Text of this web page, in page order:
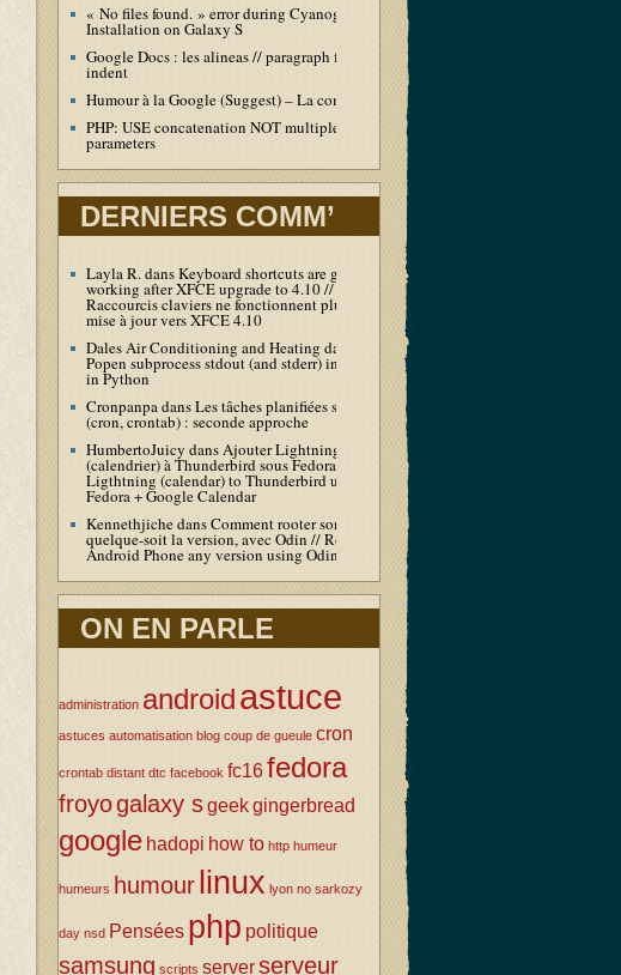
« No files found. » error during Cyanogen
Installation on Galaxy S
Google Docs : les alineas // paragraph first line
indent
Humour à la Google (Suggest) – La compil’
PHP: USE concatenation NOT multiple echo /
parameters
DERNIERS COMM’
Layla R.dansKeyboard shortcuts are gone / not
working after XFCE upgrade to 4.10 //
Raccourcis claviers ne fonctionnent plus après
mise à jour vers XFCE 4.10
Dales Air Conditioning and Heating dans
Popen subprocess stdout (and stderr) in real-time
in Python
CronpanpadansLes tâches planifiées sous Linux
(cron, crontab) : seconde approche
HumbertoJuicy dansAjouter Lightning
(calendrier) à Thunderbird sous Fedora / Add
Ligthtning (calendar) to Thunderbird under
Fedora + Google Calendar
KennethjichedansComment rooter son Android
quelque-soit la version, avec Odin // Root your
Android Phone any version using Odin
ON EN PARLE
administration androidastuce
astuces automatisation blog coup de gueule cron
crontab distant dtc facebook fc16fedora
froyogalaxy sgeekgingerbread
google hadopi how to http humeur
humeurs humourlinux lyon no sarkozy
day nsd Pensées php politique
samsung scripts serverserveur